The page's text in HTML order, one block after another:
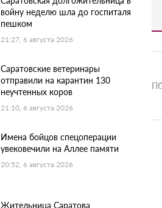
войну неделю шла до госпиталя
пешком
21:27, 6 августа 2026
Саратовские ветеринары
отправили на карантин 130
неучтенных коров
21:10, 6 августа 2026
Имена бойцов спецоперации
увековечили на Аллее памяти
20:52, 6 августа 2026
Жительница Саратова